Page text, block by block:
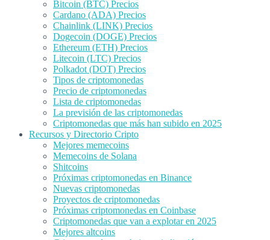
Bitcoin (BTC) Precios
Cardano (ADA) Precios
Chainlink (LINK) Precios
Dogecoin (DOGE) Precios
Ethereum (ETH) Precios
Litecoin (LTC) Precios
Polkadot (DOT) Precios
Tipos de criptomonedas
Precio de criptomonedas
Lista de criptomonedas
La previsión de las criptomonedas
Criptomonedas que más han subido en 2025
Recursos y Directorio Cripto
Mejores memecoins
Memecoins de Solana
Shitcoins
Próximas criptomonedas en Binance
Nuevas criptomonedas
Proyectos de criptomonedas
Próximas criptomonedas en Coinbase
Criptomonedas que van a explotar en 2025
Mejores altcoins